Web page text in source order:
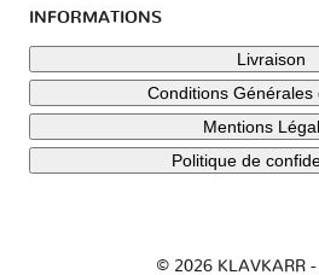
INFORMATIONS
Livraison
Conditions Générales
Mentions
Politique de
© 2026 KLAVKARR -